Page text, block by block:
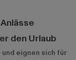
den Urlaub
eignen sich für